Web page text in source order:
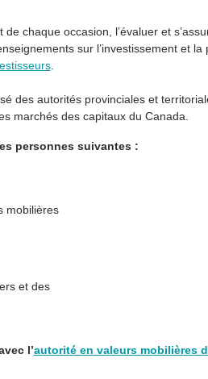
de chaque occasion, l’évaluer et
sur l’investissement et
.
des autorités provinciales et
marchés des capitaux du Canada.
personnes suivantes :
mobilières
et des
l’autorité en valeurs mobilières